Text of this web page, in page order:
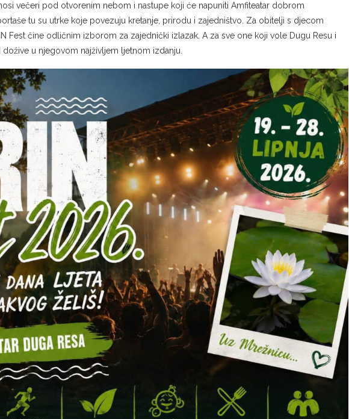
večeri pod otvorenim nebom i nastupe koji će napuniti Amfiteatar dobrom
tu su utrke koje povezuju kretanje, prirodu i zajedništvo. Za obitelji s djecom
Fest čine odličnim izborom za zajednički izlazak. A za sve one koji vole Dugu Resu i
u njegovom najživljem ljetnom izdanju.